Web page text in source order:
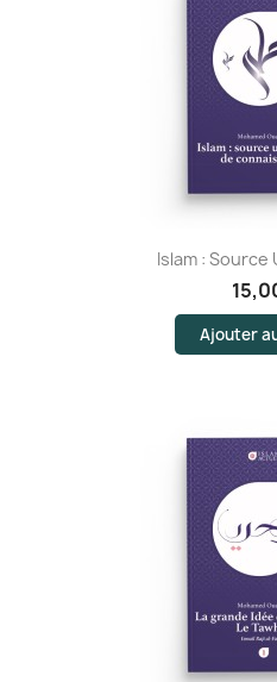
Islam : Source
Ajouter